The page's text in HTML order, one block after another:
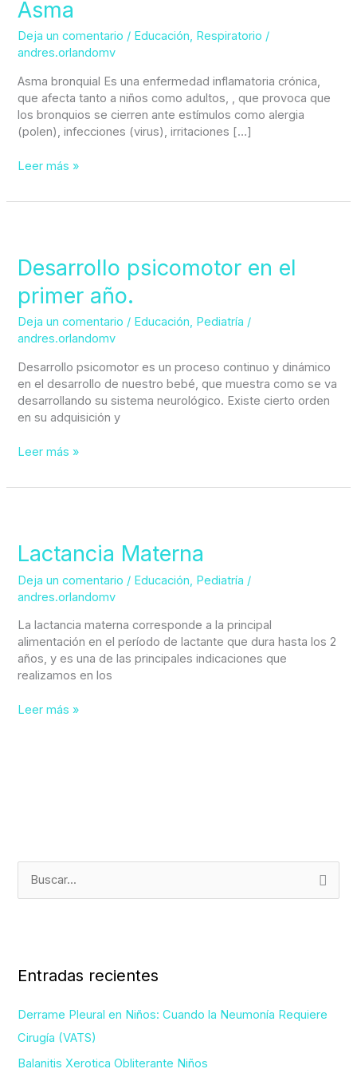
Asma
Deja un comentario / Educación, Respiratorio /
andres.orlandomv
Asma bronquial Es una enfermedad inflamatoria crónica,
que afecta tanto a niños como adultos, , que provoca que
los bronquios se cierren ante estímulos como alergia
(polen), infecciones (virus), irritaciones […]
Leer más »
Desarrollo psicomotor en el
primer año.
Deja un comentario / Educación, Pediatría /
andres.orlandomv
Desarrollo psicomotor es un proceso continuo y dinámico
en el desarrollo de nuestro bebé, que muestra como se va
desarrollando su sistema neurológico. Existe cierto orden
en su adquisición y
en
el
primer
año.
Leer más »
Lactancia Materna
Deja un comentario / Educación Pediatría /
andres.orlandomv
La lactancia materna corresponde a la principal
alimentación en el período de lactante que dura hasta los 2
años, y es una de las principales indicaciones que
realizamos en los
Leer más »
a
p
o
r
Entradas recientes
Derrame Pleural en Niños: Cuando la Neumonía Requiere
Cirugía (VATS)
Balanitis Xerotica Obliterante Niños